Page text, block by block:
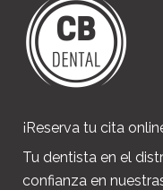
¡Reserva tu cita
Tu dentista en el
confianza en